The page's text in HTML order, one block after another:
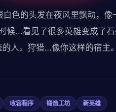
色的头发在夜风里飘动，
候...看见了很多英雄变成了
人。狩猎...像你这样的宿主
收容程序 锻造工坊 新英雄